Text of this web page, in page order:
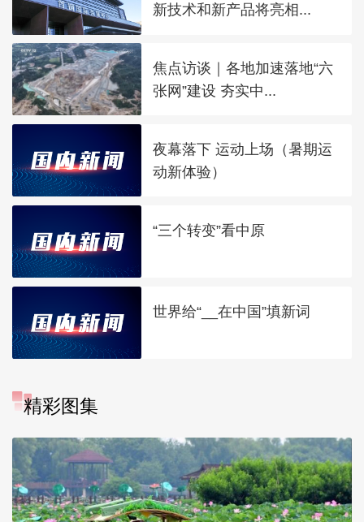
新技术和新产品将亮相...
焦点访谈｜各地加速落地“六
张网”建设 夯实中...
夜幕落下 运动上场（暑期运
动新体验）
“三个转变”看中原
世界给“__在中国”填新词
精彩图集